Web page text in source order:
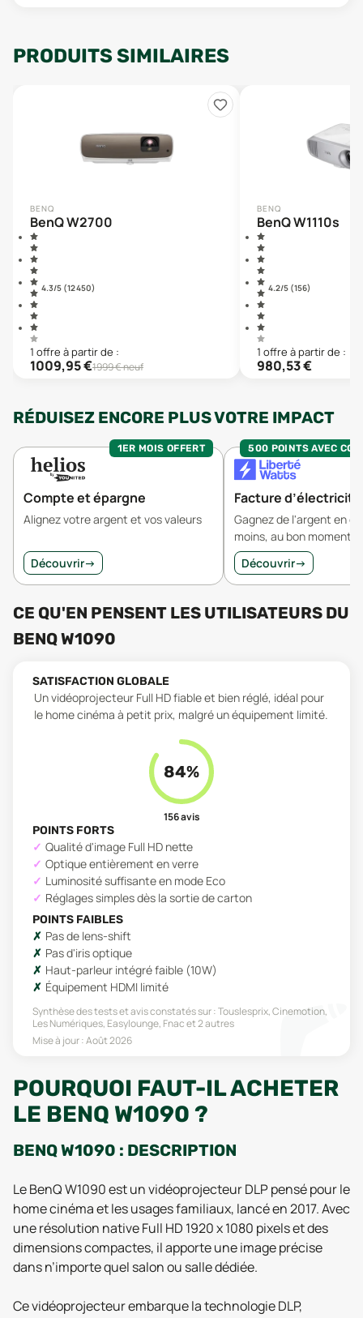
PRODUITS SIMILAIRES
BENQ
BenQ W2700
4.3/5 (12 450)
1 offre à partir de :
1009,95€1999€ neuf
BENQ
BenQ W1110s
4.2/5 (156)
1 offre à partir de :
980,53€
RÉDUISEZ ENCORE PLUS VOTRE IMPACT
1ER MOIS OFFERT
Compte et épargne
Alignez votre argent et vos valeurs
Découvrir→
500 POINTS AVEC
Facture d’électricité
Gagnez de l'argent en
moins, au bon moment.
Découvrir→
CE QU'EN PENSENT LES UTILISATEURS DU
BENQ W1090
SATISFACTION GLOBALE
Un vidéoprojecteur Full HD fiable et bien réglé, idéal pour
le home cinéma à petit prix, malgré un équipement limité.
84%
156avis
POINTS FORTS
Qualité d'image Full HD nette
Optique entièrement en verre
Luminosité suffisante en mode Eco
Réglages simples dès la sortie de carton
POINTS FAIBLES
Pas de lens-shift
Pas d'iris optique
Haut-parleur intégré faible (10W)
Équipement HDMI limité
Synthèse des tests et avis constatés sur :Touslesprix, Cinemotion,
Les Numériques, Easylounge, Fnacet 2 autres
Mise à jour :Août 2026
POURQUOI FAUT-IL ACHETER
LE BENQ W1090 ?
BENQ W1090 : DESCRIPTION
Le BenQ W1090 est un vidéoprojecteur DLP pensé pour le
home cinéma et les usages familiaux, lancé en 2017. Avec
une résolution native Full HD 1920 x 1080 pixels et des
dimensions compactes, il apporte une image précise
dans n’importe quel salon ou salle dédiée.
Ce vidéoprojecteur embarque la technologie DLP,